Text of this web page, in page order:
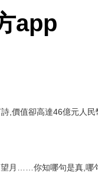
app
,價值卻高達46億元人民
月……你知哪句是真,哪